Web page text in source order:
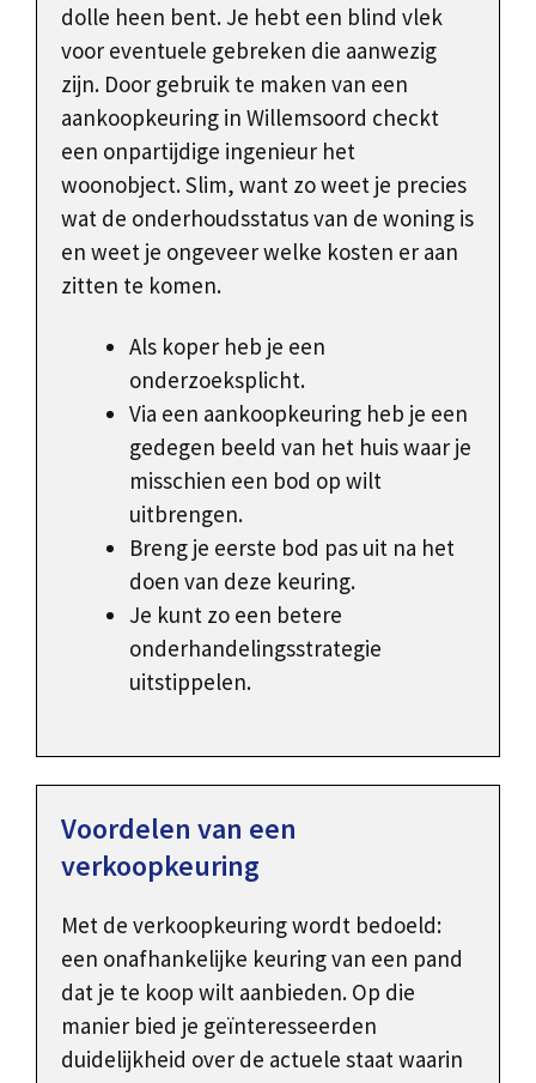
dolle heen bent. Je hebt een blind vlek
voor eventuele gebreken die aanwezig
zijn. Door gebruik te maken van een
aankoopkeuring in Willemsoord checkt
een onpartijdige ingenieur het
woonobject. Slim, want zo weet je precies
wat de onderhoudsstatus van de woning is
en weet je ongeveer welke kosten er aan
zitten te komen.
Als koper heb je een
onderzoeksplicht.
Via een aankoopkeuring heb je een
gedegen beeld van het huis waar je
misschien een bod op wilt
uitbrengen.
Breng je eerste bod pas uit na het
doen van deze keuring.
Je kunt zo een betere
onderhandelingsstrategie
uitstippelen.
Voordelen van een
verkoopkeuring
Met de verkoopkeuring wordt bedoeld:
een onafhankelijke keuring van een pand
dat je te koop wilt aanbieden. Op die
manier bied je geïnteresseerden
duidelijkheid over de actuele staat waarin